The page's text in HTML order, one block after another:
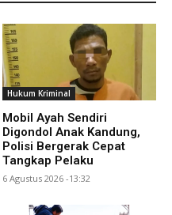
Hukum Kriminal
Mobil Ayah Sendiri
Digondol Anak Kandung,
Polisi Bergerak Cepat
Tangkap Pelaku
6 Agustus 2026 -13:32